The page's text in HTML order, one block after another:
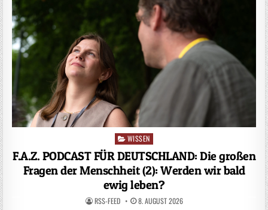
Posted
in
WISSEN
F.A.Z. PODCAST FÜR DEUTSCHLAND: Die großen
Fragen der Menschheit (2): Werden wir bald
ewig leben?
RSS-FEED 8. AUGUST 2026